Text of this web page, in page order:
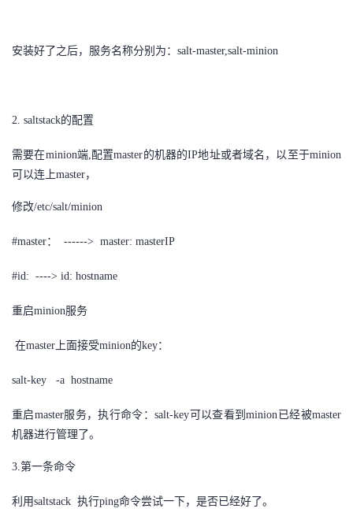
安装好了之后，服务名称分别为：salt-master,salt-minion
2. saltstack的配置
需要在minion端,配置master的机器的IP地址或者域名，以至于minion
可以连上master，
修改/etc/salt/minion
#master： ------> master: masterIP
#id: ----> id: hostname
重启minion服务
在master上面接受minion的key：
salt-key -a hostname
重启master服务，执行命令：salt-key可以查看到minion已经被master
机器进行管理了。
3.第一条命令
利用saltstack 执行ping命令尝试一下，是否已经好了。